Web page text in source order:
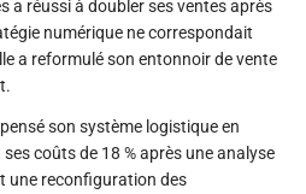
a réussi à doubler ses ventes après
numérique ne correspondait
a reformulé son entonnoir de vente
son système logistique en
coûts de 18 % après une analyse
une reconfiguration des